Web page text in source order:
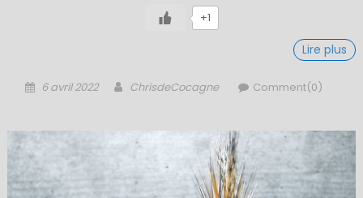
+1
Lire plus
Posted
6 avril 2022 Author
ChrisdeCocagne Comment(0)